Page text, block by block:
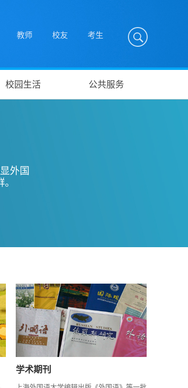
教师 校友 考生
校园生活 公共服务
外国
学术期刊